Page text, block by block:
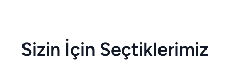
Sizin İçin Seçtiklerimiz